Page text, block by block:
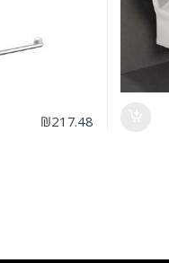
₪217.48